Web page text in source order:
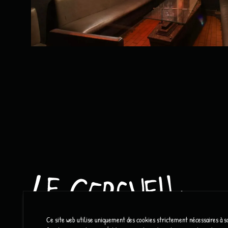
Ce site web utilise uniquement des cookies strictement nécessaires à